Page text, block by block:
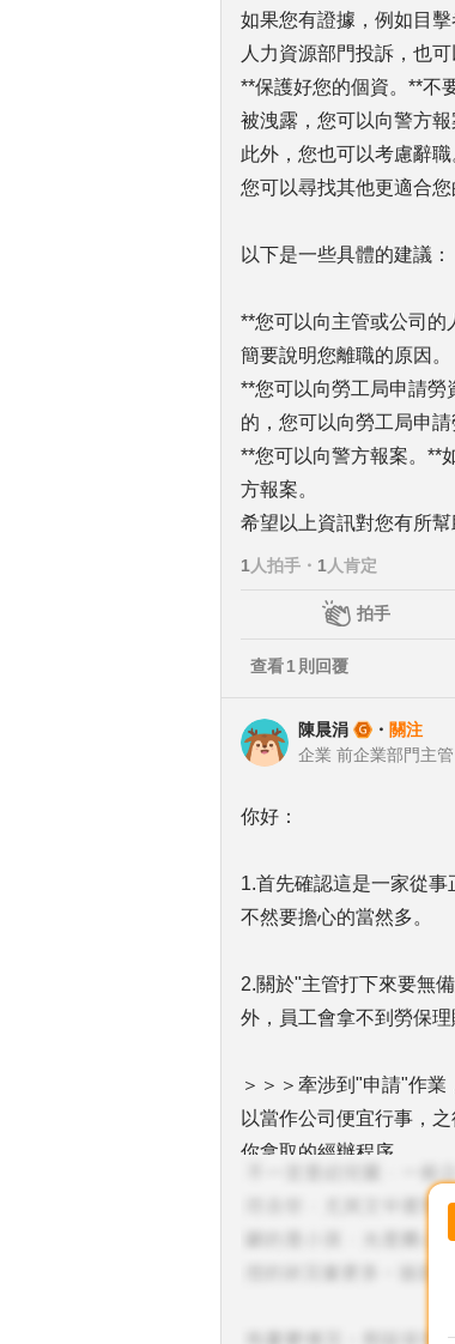
如果您有證據，例如目
人力資源部門投訴，也
**保護好您的個資。**不
被洩露，您可以向警方報
此外，您也可以考慮辭
您可以尋找其他更適合您
以下是一些具體的建議：
**您可以向主管或公司的
簡要說明您離職的原因。
**您可以向勞工局申請勞
的，您可以向勞工局申請
**您可以向警方報案。**
方報案。
希望以上資訊對您有所幫
1 人拍手 ・ 1 人肯定
拍手
查看1 則回覆
陳晨涓 ・ 關注
企業 前企業部門主
你好：
1.首先確認這是一家從事
不然要擔心的當然多。
2.關於"主管打下來要無
外，員工會拿不到勞保理
＞＞＞牽涉到"申請"作
以當作公司便宜行事，
你拿取的經辦程序。
可向公司說：我也擔心
通勤意外申請理賠成功